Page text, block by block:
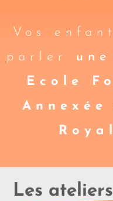
Vos
parler
Ecole
Annexée
Les